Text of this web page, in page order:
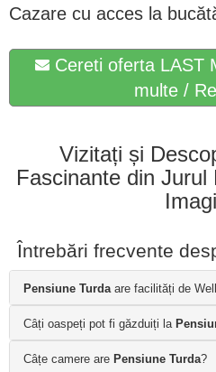
Cazare cu acces la
Cereti oferta LAST
multe /
Vizitați și
Fascinante din
Întrebări frecvente
Pensiune Turdaare facilități de
Câți oaspeți pot fi găzduiți la
Câțe camere are Pensiune Turda?